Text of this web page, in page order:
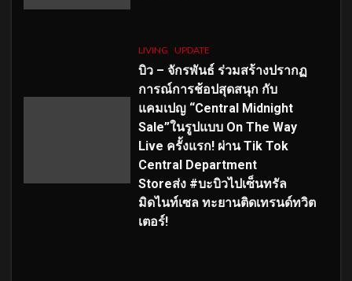
LIVING UPDATE
บิว – จักรพันธ์ ร่วมสร้างปรากฏ
การณ์การช้อปสุดสนุก กับ
แคมเปญ “Central Midnight
Sale”ในรูปแบบ On The Way
Live ครั้งแรก! ผ่าน Tik Tok
Central Department
Storeส่ง #บะบิวไปเซ็นทรัล
มิดไนท์เซล ทะยานติดเทรนด์ทวิต
เตอร์!